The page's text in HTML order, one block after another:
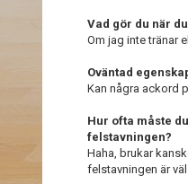
Vad gör du när
Om jag inte tränar
Oväntad
Kan några ackord
Hur ofta måste
felstavningen?
Haha, brukar
felstavningen är